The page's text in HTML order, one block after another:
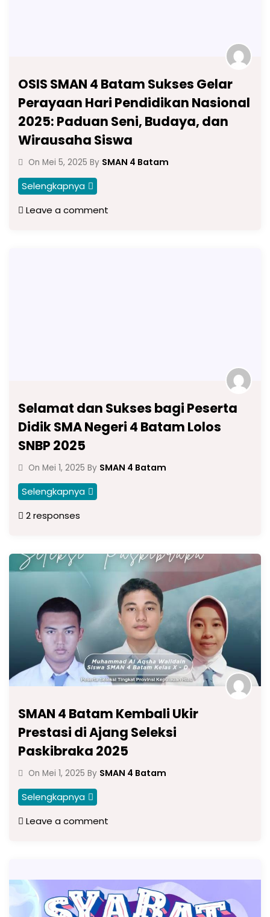
OSIS SMAN 4 Batam Sukses Gelar
Perayaan Hari Pendidikan Nasional
2025: Paduan Seni, Budaya, dan
Wirausaha Siswa
On Mei 5, 2025 By SMAN 4 Batam
Selengkapnya
Leave a comment
Selamat dan Sukses bagi Peserta
Didik SMA Negeri 4 Batam Lolos
SNBP 2025
On Mei 1, 2025 By SMAN 4 Batam
Selengkapnya
2 responses
SMAN 4 Batam Kembali Ukir
Prestasi di Ajang Seleksi
Paskibraka 2025
On Mei 1, 2025 By SMAN 4 Batam
Selengkapnya
Leave a comment